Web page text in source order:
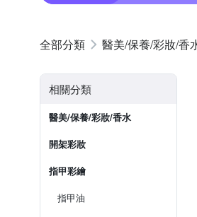
醫美/保養/彩妝/香
相關分類
醫美/保養/彩妝/香水
開架彩妝
指甲彩繪
指甲油